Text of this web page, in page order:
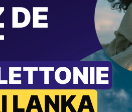
DE
LANKA